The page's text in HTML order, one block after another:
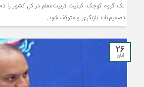
یک گروه کوچک، کیفیت تربیت‌معلم در کل کشور را
تصمیم باید بازنگری و متوقف شود.
26
آبان